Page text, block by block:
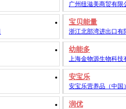
广州纽滋美商贸有限
宝贝能量
浙江北部湾进出口有
幼能多
上海金物源生物科技
安宝乐
安宝乐营养品（中国
润优